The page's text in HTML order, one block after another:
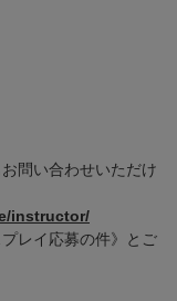
問い合わせいただけ
instructor/
レイ応募の件》とご